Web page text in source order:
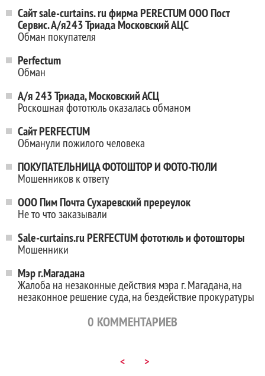
Сайт sale-curtains. ru фирма PERECTUM ООО Пост
Сервис. А/я243 Триада Московский АЦС
Обман покупателя
Perfectum
Обман
А/я 243 Триада, Московский АСЦ
Роскошная фототюль оказалась обманом
Сайт PERFECTUM
Обманули пожилого человека
ПОКУПАТЕЛЬНИЦА ФОТОШТОР И ФОТО-ТЮЛИ
Мошенников к ответу
ООО Пим Почта Сухаревский пререулок
Не то что заказывали
Sale-curtains.ru PERFECTUM фототюль и фотошторы
Мошенники
Мэр г.Магадана
Жалоба на незаконные действия мэра г. Магадана, на
незаконное решение суда, на бездействие прокуратуры
0 КОММЕНТАРИЕВ
< >